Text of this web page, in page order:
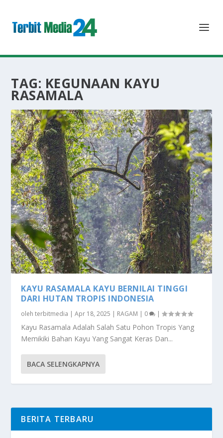
TAG: KEGUNAAN KAYU
RASAMALA
KAYU RASAMALA KAYU BERNILAI TINGGI
DARI HUTAN TROPIS INDONESIA
olehterbitmedia |Apr 18, 2025 | RAGAM | 0 |
Kayu Rasamala Adalah Salah Satu Pohon Tropis Yang
Memikiki Bahan Kayu Yang Sangat Keras Dan...
BACA SELENGKAPNYA
BERITA TERBARU